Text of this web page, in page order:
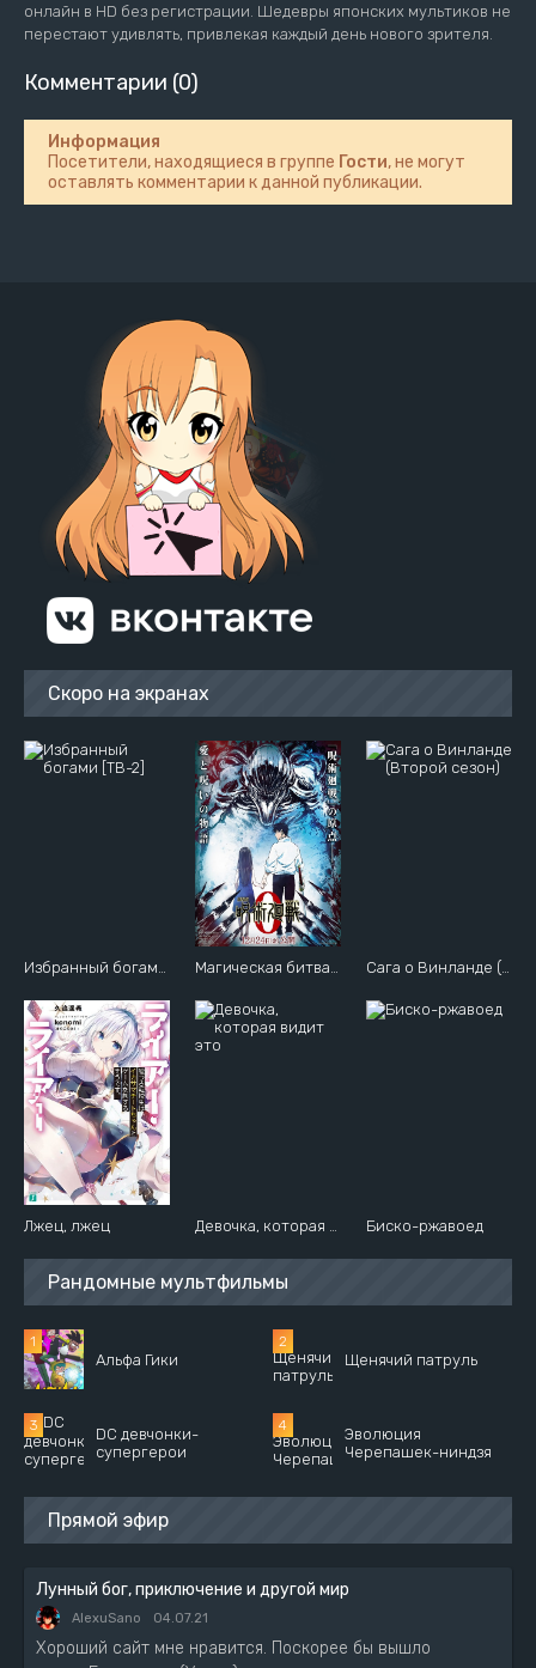
онлайн в HD без регистрации. Шедевры японских мультиков не
перестают удивлять, привлекая каждый день нового зрителя.
Комментарии (0)
Информация
Посетители, находящиеся в группе Гости, не могут
оставлять комментарии к данной публикации.
Скоро на экранах
Сага о Винланде (Второй сезон)
Лжец, лжец Девочка, которая видит это Биско-ржавоед
Рандомные мультфильмы
Альфа Гики Щенячий патруль
DC девчонки-
супергерои
Эволюция
Черепашек-ниндзя
Прямой эфир
Лунный бог, приключение и другой мир
AlexuSano 04.07.21
Хороший сайт мне нравится. Поскорее бы вышло